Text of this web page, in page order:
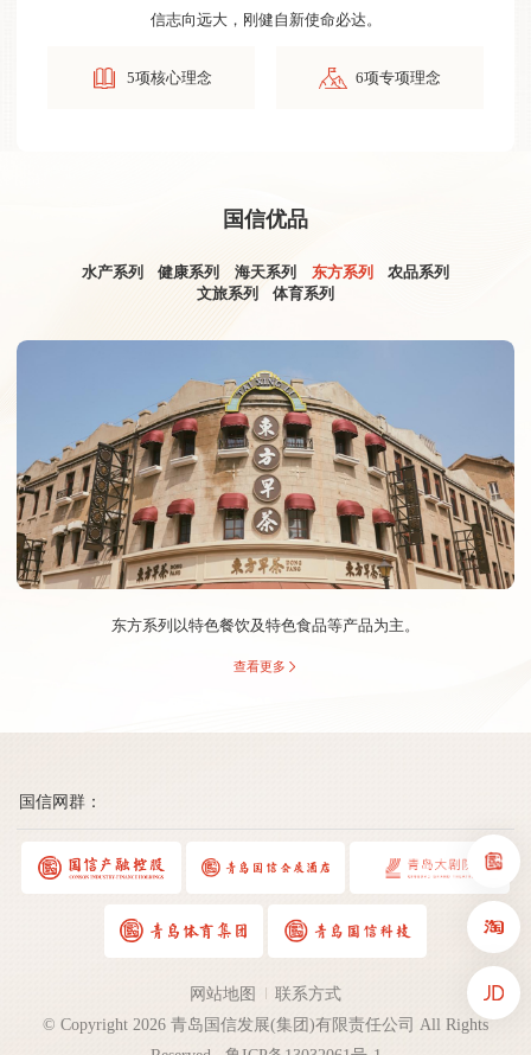
信志向远大，刚健自新使命必达。
5项核心理念 6项专项理念
国信优品
水产系列 健康系列 海天系列 东方系列
农品系列
文旅系列
体育系列
国信网群：
网站地图
联系方式
© Copyright 2026 青岛国信发展(集团)有限责任公司 All Rights